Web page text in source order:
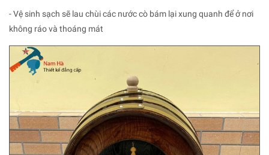
- Vệ sinh sạch sẽ lau chùi các nước cò bám lại xung quanh để ở nơi
không ráo và thoáng mát